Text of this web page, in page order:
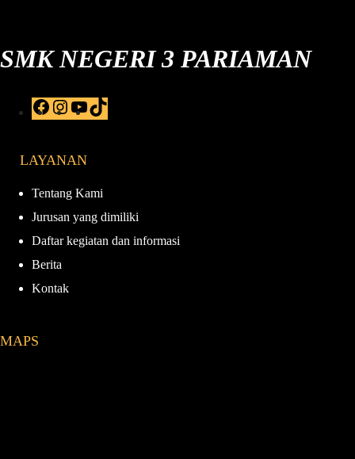
SMK NEGERI 3 PARIAMAN
F
a
b
o
I
n
a
r
a
m
Y
o
e
i
LAYANAN
Tentang Kami
Jurusan yang dimiliki
Daftar kegiatan dan informasi
Berita
Kontak
MAPS